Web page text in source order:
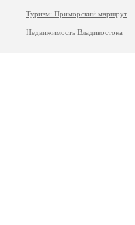
Туризм: Приморский маршрут
Недвижимость Владивостока